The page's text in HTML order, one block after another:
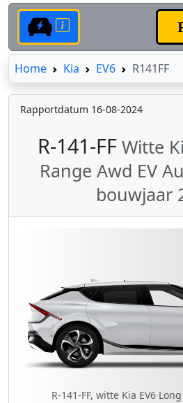
HomeHome
Kia EV6 R141FF
Rapportdatum 16-08-2024
R-141-FF Witte
Range Awd EV
bouwjaar
R-141-FF, witte Kia EV6